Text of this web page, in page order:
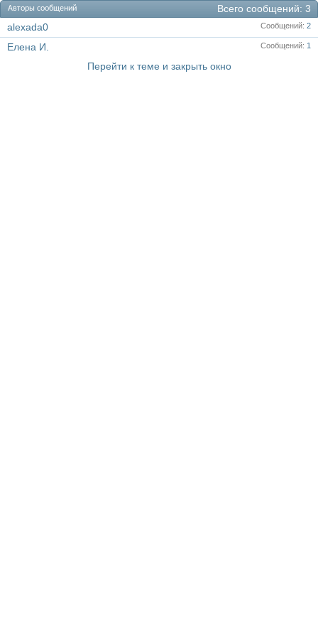
Всего сообщений 3
Авторы сообщений
Сообщений 2
alexada0
Сообщений 1
Елена И.
Перейти к теме и закрыть окно